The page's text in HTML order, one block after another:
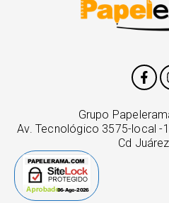
Grupo
Av. Tecnológico 3575-local -
Cd